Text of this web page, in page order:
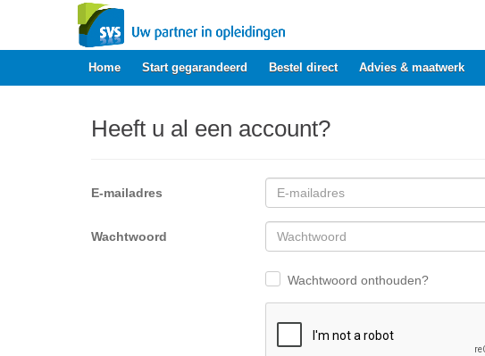
Home Start gegarandeerd Bestel direct Advies & maatwerk
Heeft u al een account?
E-mailadres
Wachtwoord
Wachtwoord onthouden?